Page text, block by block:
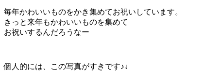
毎年かわいいものをかき集めてお祝いしています。
きっと来年もかわいいものを集めて
お祝いするんだろうなー
個人的には、この写真がすきです♪↓